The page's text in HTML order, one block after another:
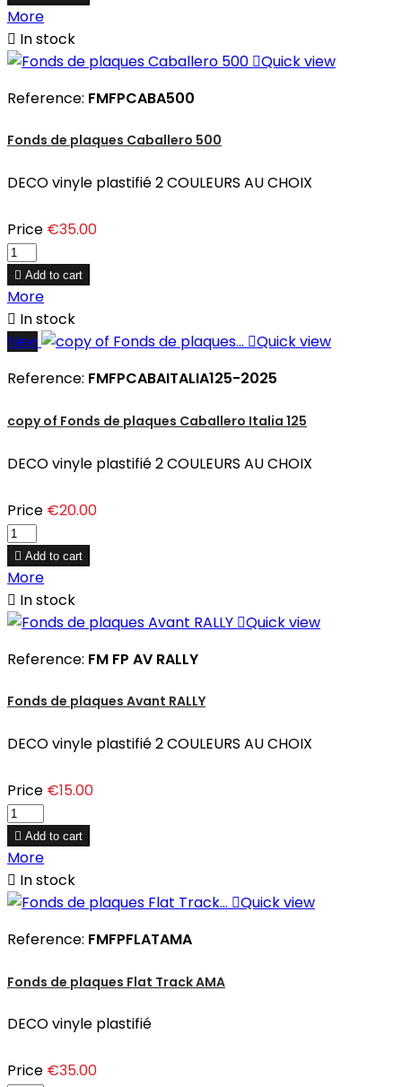
More
 In stock
Quick view
Reference: FMFPCABA500
Fonds de plaques Caballero 500
DECO vinyle plastifié 2 COULEURS AU CHOIX
Price €35.00
 Add to cart
More
 In stock
New
Quick view
Reference: FMFPCABAITALIA125-2025
copy of Fonds de plaques Caballero Italia 125
DECO vinyle plastifié 2 COULEURS AU CHOIX
Price €20.00
 Add to cart
More
 In stock
Quick view
Reference: FM FP AV RALLY
Fonds de plaques Avant RALLY
DECO vinyle plastifié 2 COULEURS AU CHOIX
Price €15.00
 Add to cart
More
 In stock
Quick view
Reference: FMFPFLATAMA
Fonds de plaques Flat Track AMA
DECO vinyle plastifié
Price €35.00